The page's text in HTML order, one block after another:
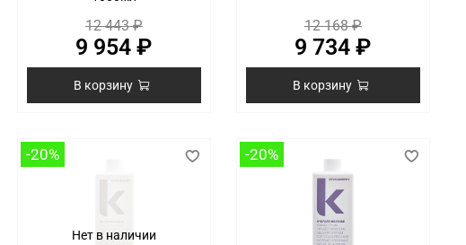
12 443 ₽
9 954 ₽
В корзину
12 168 ₽
9 734 ₽
В корзину
Нет в наличии
-20% -20%